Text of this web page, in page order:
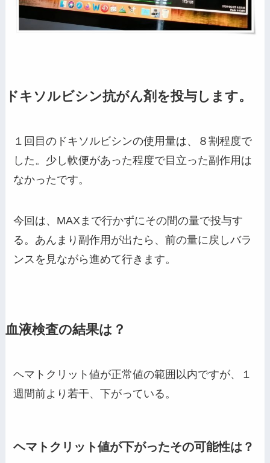
ドキソルビシン抗がん剤を投与します。
１回目のドキソルビシンの使用量は、８割程度で
した。少し軟便があった程度で目立った副作用は
なかったです。
今回は、MAXまで行かずにその間の量で投与す
る。あんまり副作用が出たら、前の量に戻しバラ
ンスを見ながら進めて行きます。
血液検査の結果は？
ヘマトクリット値が正常値の範囲以内ですが、１
週間前より若干、下がっている。
ヘマトクリット値が下がったその可能性は？